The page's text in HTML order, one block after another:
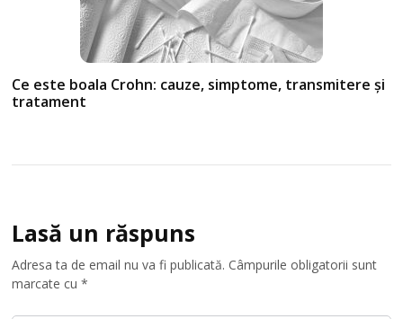
Ce este boala Crohn: cauze, simptome, transmitere și
tratament
Lasă un răspuns
Adresa ta de email nu va fi publicată. Câmpurile obligatorii sunt
marcate cu*